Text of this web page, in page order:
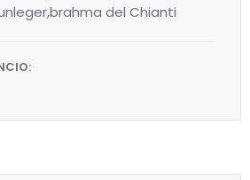
del Chianti